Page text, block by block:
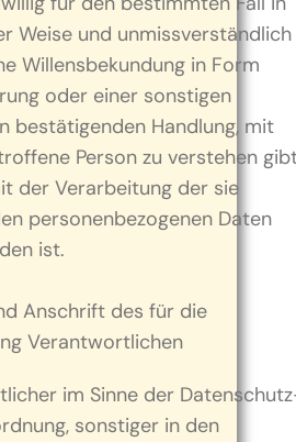
Weise und unmissverständlich
Willensbekundung in Form
oder einer sonstigen
bestätigenden Handlung, mit
Person zu verstehen
der Verarbeitung der sie
personenbezogenen Daten
ist.
Anschrift des für die
Verantwortlichen
im Sinne der
sonstiger in den